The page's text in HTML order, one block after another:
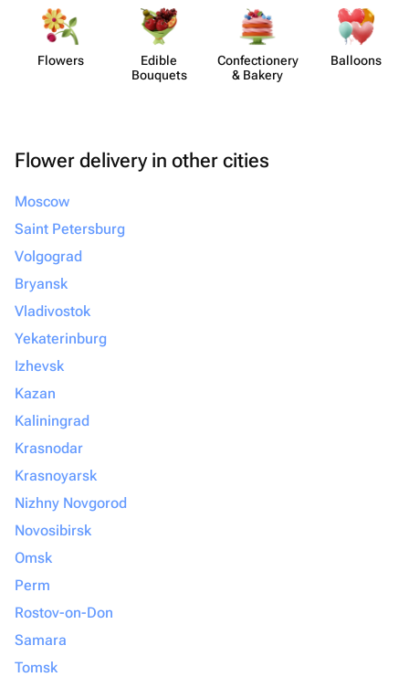
Flowers
Edible
Bouquets
Confect​ionery
& Bakery
Balloons
Flower delivery in other cities
Moscow
Saint Petersburg
Volgograd
Bryansk
Vladivostok
Yekaterinburg
Izhevsk
Kazan
Kaliningrad
Krasnodar
Krasnoyarsk
Nizhny Novgorod
Novosibirsk
Omsk
Perm
Rostov-on-Don
Samara
Tomsk